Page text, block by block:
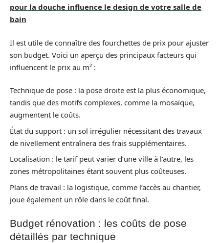
pour la douche influence le design de votre salle de
bain
Il est utile de connaître des fourchettes de prix pour ajuster
son budget. Voici un aperçu des principaux facteurs qui
influencent le prix au m² :
Technique de pose : la pose droite est la plus économique,
tandis que des motifs complexes, comme la mosaïque,
augmentent le coûts.
État du support : un sol irrégulier nécessitant des travaux
de nivellement entraînera des frais supplémentaires.
Localisation : le tarif peut varier d’une ville à l’autre, les
zones métropolitaines étant souvent plus coûteuses.
Plans de travail : la logistique, comme l’accès au chantier,
joue également un rôle dans le coût final.
Budget rénovation : les coûts de pose
détaillés par technique